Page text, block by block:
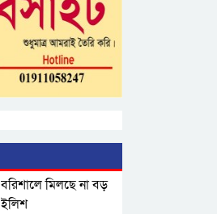
বরিশালে মিলছে না বড়
ইলিশ